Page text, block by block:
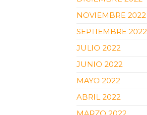
NOVIEMBRE 2022
SEPTIEMBRE 2022
JULIO 2022
JUNIO 2022
MAYO 2022
ABRIL 2022